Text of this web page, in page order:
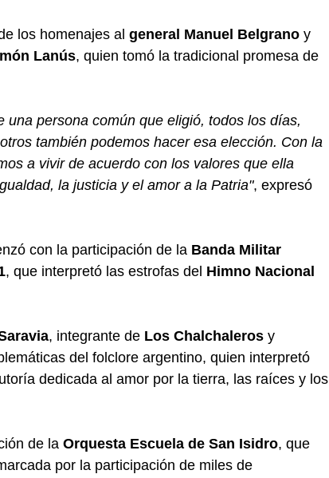
los homenajes al general Manuel Belgrano y
Lanús, quien tomó la tradicional promesa de
una persona común que eligió, todos los días,
también podemos hacer esa elección. Con la
a vivir de acuerdo con los valores que ella
la justicia y el amor a la Patria", expresó
con la participación de la Banda Militar
, que interpretó las estrofas del Himno Nacional
, integrante de Los Chalchaleros y
del folclore argentino, quien interpretó
dedicada al amor por la tierra, las raíces y los
de la Orquesta Escuela de San Isidro, que
por la participación de miles de